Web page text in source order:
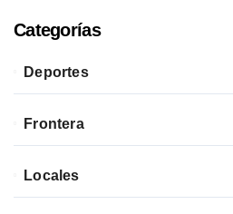
Categorías
Deportes
Frontera
Locales